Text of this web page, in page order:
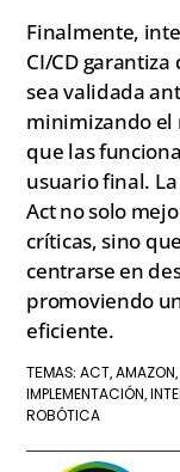
Finalmente,
CI/CD
sea validada
minimizando el
que las
usuario final.
Act no solo
críticas, sino
centrarse en
promoviendo
eficiente.
TEMAS:ACT,AMAZON
IMPLEMENTACIÓN,
ROBÓTICA